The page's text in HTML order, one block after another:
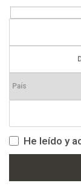
He leído y